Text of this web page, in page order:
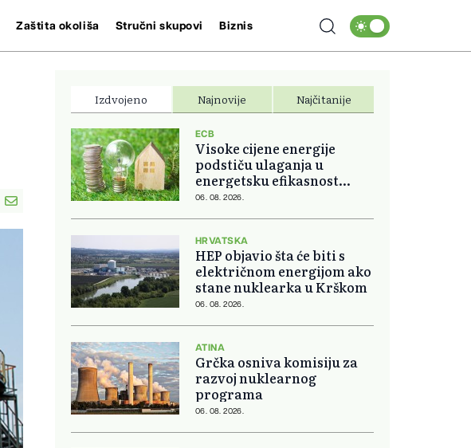
Zaštita okoliša Stručni skupovi Biznis
Izdvojeno Najnovije Najčitanije
ECB
Visoke cijene energije
podstiču ulaganja u
energetsku efikasnost
domova
06. 08. 2026.
HRVATSKA
HEP objavio šta će biti s
električnom energijom ako
stane nuklearka u Krškom
06. 08. 2026.
ATINA
Grčka osniva komisiju za
razvoj nuklearnog
programa
06. 08. 2026.